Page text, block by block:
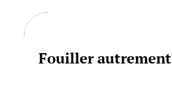
Fouiller autrement